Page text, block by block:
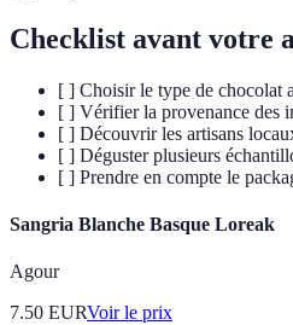
Checklist avant votre
[ ] Choisir le type de chocolat
[ ] Vérifier la provenance des
[ ] Découvrir les artisans
[ ] Déguster plusieurs
[ ] Prendre en compte le
Sangria Blanche Basque Loreak
Agour
7.50 EURVoir le prix